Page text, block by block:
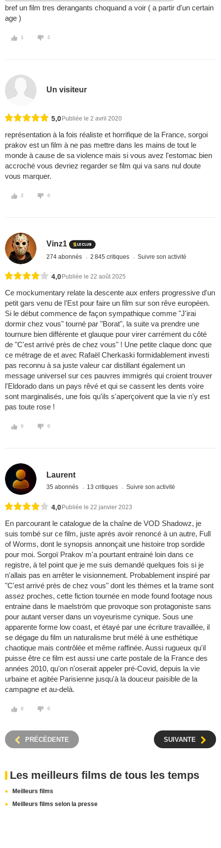
bref un film tres derangants choquand a voir ( a partir d'un certain
age )
1 2
Un visiteur
5,0 Publiée le 2 avril 2020
représentation à la fois réaliste et horrifique de la France, sorgoi
prakov est un film à ne pas mettre dans les mains de tout le
monde à cause de sa violence mais si vous avez l'estomac bien
accroché vous devriez regarder se film qui va sans nul doute
vous marquer.
2 0
Vinz1
274 abonnés 2 845 critiques Suivre son activité
4,0 Publiée le 22 août 2025
Ce mockumentary relate la descente aux enfers progressive d'un
petit gars venu de l'Est pour faire un film sur son rêve européen.
Si le début commence de façon sympathique comme "J'irai
dormir chez vous" tourné par "Borat", la suite va prendre une
tournure bien différente et glauque pour virer carrément du côté
de "C'est arrivé près de chez vous" ! Une petite claque donc que
ce métrage de et avec Rafaël Cherkaski formidablement investi
pas reconnu à sa juste valeur car distillant également un
message universel sur ces pauvres immigrés qui croient trouver
l'Eldorado dans un pays rêvé et qui se cassent les dents voire
sont marginalisés, une fois qu'ils s'aperçoivent que la vie n'y est
pas toute rose !
0 0
Laurent
35 abonnés 13 critiques Suivre son activité
4,0 Publiée le 22 janvier 2023
En parcourant le catalogue de la chaîne de VOD Shadowz, je
suis tombé sur ce film, juste après avoir renoncé à un autre, Full
of Worms, dont le synopsis annonçait une histoire trop sordide
pour moi. Sorgoï Prakov m'a pourtant entrainé loin dans ce
registre, à tel point que je me suis demandé quelques fois si je
n'allais pas en arrêter le visionnement. Probablement inspiré par
"C'est arrivé près de chez vous" dont les thèmes et la trame sont
assez proches, cette fiction tournée en mode found footage nous
entraine dans le maelström que provoque son protagoniste sans
pour autant verser dans un voyeurisme cynique. Sous une
apparente forme low coast, et étayé par une écriture travaillée, il
se dégage du film un naturalisme brut mélé à une esthétique
chaotique mais contrôlée et même raffinée. Aussi rugueux qu'il
puisse être ce film est aussi une carte postale de la France des
années 2010, qu'on n'oserait appeler pré-Covid, depuis la vie
urbaine et agitée Parisienne jusqu'à la douceur paisible de la
campagne et au-delà.
0 0
PRÉCÉDENTE SUIVANTE
Les meilleurs films de tous les temps
Meilleurs films
Meilleurs films selon la presse